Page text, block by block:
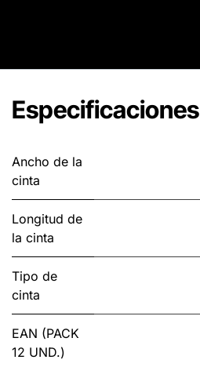
Especificaciones
Ancho de la
cinta
Longitud de
la cinta
Tipo de
cinta
EAN (PACK
12 UND.)